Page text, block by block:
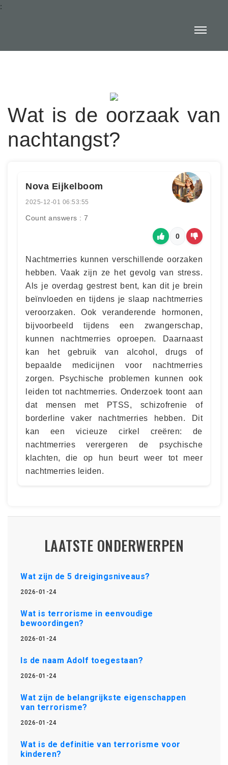
:
Wat is de oorzaak van
nachtangst?
Nova Eijkelboom
2025-12-01 06:53:55
Count answers : 7
0
Nachtmerries kunnen verschillende oorzaken
hebben. Vaak zijn ze het gevolg van stress.
Als je overdag gestrest bent, kan dit je brein
beïnvloeden en tijdens je slaap nachtmerries
veroorzaken. Ook veranderende hormonen,
bijvoorbeeld tijdens een zwangerschap,
kunnen nachtmerries oproepen. Daarnaast
kan het gebruik van alcohol, drugs of
bepaalde medicijnen voor nachtmerries
zorgen. Psychische problemen kunnen ook
leiden tot nachtmerries. Onderzoek toont aan
dat mensen met PTSS, schizofrenie of
borderline vaker nachtmerries hebben. Dit
kan een vicieuze cirkel creëren: de
nachtmerries verergeren de psychische
klachten, die op hun beurt weer tot meer
nachtmerries leiden.
LAATSTE ONDERWERPEN
Wat zijn de 5 dreigingsniveaus?
2026-01-24
Wat is terrorisme in eenvoudige
bewoordingen?
2026-01-24
Is de naam Adolf toegestaan?
2026-01-24
Wat zijn de belangrijkste eigenschappen
van terrorisme?
2026-01-24
Wat is de definitie van terrorisme voor
kinderen?